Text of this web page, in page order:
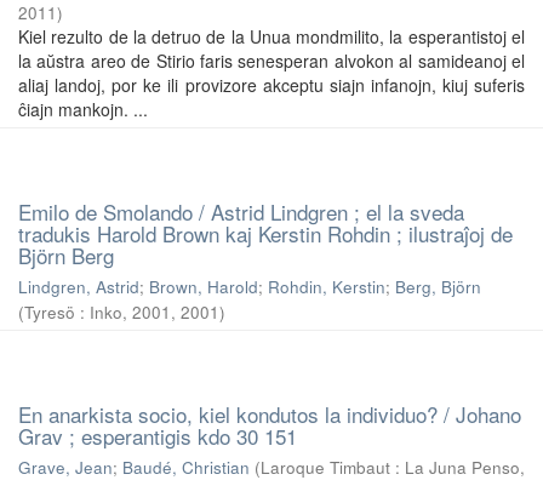
2011)
Kiel rezulto de la detruo de la Unua mondmilito, la esperantistoj el
la aŭstra areo de Stirio faris senesperan alvokon al samideanoj el
aliaj landoj, por ke ili provizore akceptu siajn infanojn, kiuj suferis
ĉiajn mankojn. ...
Emilo de Smolando / Astrid Lindgren ; el la sveda
tradukis Harold Brown kaj Kerstin Rohdin ; ilustraĵoj de
Björn Berg
Lindgren, Astrid; Brown, Harold; Rohdin, Kerstin; Berg, Björn
(Tyresö : Inko, 2001 , 2001)
En anarkista socio, kiel kondutos la individuo? / Johano
Grav ; esperantigis kdo 30 151
Grave, Jean; (Laroque Timbaut : La Juna Penso,